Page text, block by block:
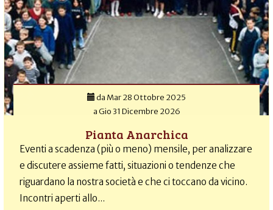
da Mar 28 Ottobre 2025
aGio 31 Dicembre 2026
Pianta Anarchica
Eventi a scadenza (più o meno) mensile, per analizzare
e discutere assieme fatti, situazioni o tendenze che
riguardano la nostra società e che ci toccano da vicino.
Incontri aperti allo...